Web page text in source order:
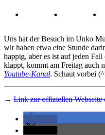
Uns hat der Besuch im Unko
wir haben etwa eine Stunde
happig, aber es ist auf jeden
klappt, kommt am Freitag auch
Youtube-Kanal. Schaut vorbei
→ Link zur offiziellen Webseite